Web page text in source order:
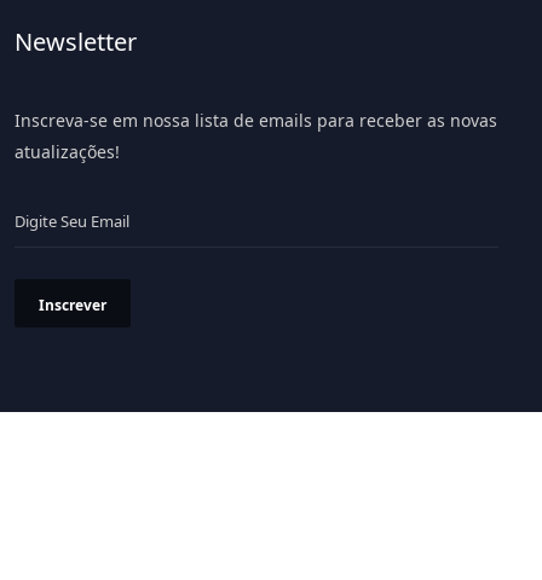
Newsletter
Inscreva-se em nossa lista de emails para receber as novas
atualizações!
Inscrever